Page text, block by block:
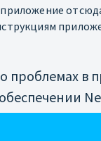
проблемах в
обеспечении